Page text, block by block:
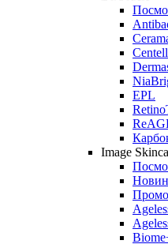
EPL
Image